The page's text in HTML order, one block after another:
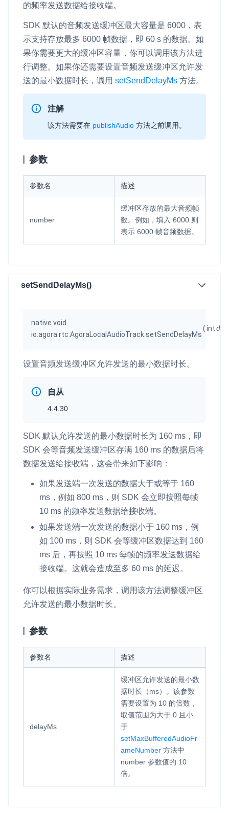
的频率发送数据给接收端。
SDK 默认的音频发送缓冲区最大容量是 6000，表
示支持存放最多 6000 帧数据，即 60 s 的数据。如
果你需要更大的缓冲区容量，你可以调用该方法进
行调整。如果你还需要设置音频发送缓冲区允许发
送的最小数据时长，调用 setSendDelayMs 方法。
注解
该方法需要在 publishAudio 方法之前调用。
参数
参数名 描述
number
缓冲区存放的最大音频帧
数。例如，填入 6000 则
表示 6000 帧音频数据。
setSendDelayMs()
native void
io.agora.rtc.AgoraLocalAudioTrack.setSendDelayMs
(int
设置音频发送缓冲区允许发送的最小数据时长。
自从
4.4.30
SDK 默认允许发送的最小数据时长为 160 ms，即
SDK 会等音频发送缓冲区存满 160 ms 的数据后将
数据发送给接收端，这会带来如下影响：
如果发送端一次发送的数据大于或等于 160
ms，例如 800 ms，则 SDK 会立即按照每帧
10 ms 的频率发送数据给接收端。
如果发送端一次发送的数据小于 160 ms，例
如 100 ms，则 SDK 会等缓冲区数据达到 160
ms 后，再按照 10 ms 每帧的频率发送数据给
接收端。这就会造成至多 60 ms 的延迟。
你可以根据实际业务需求，调用该方法调整缓冲区
允许发送的最小数据时长。
参数
参数名 描述
delayMs
缓冲区允许发送的最小数
据时长（ms）。该参数
需要设置为 10 的倍数，
取值范围为大于 0 且小
于
setMaxBufferedAudioFr
ameNumber 方法中
number 参数值的 10
倍。